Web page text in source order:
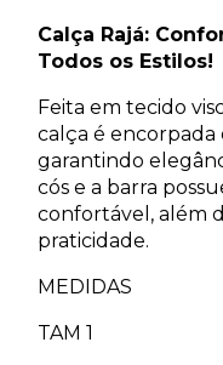
Calça Rajá:
Todos os Estilos!
Feita em tecido
calça é encorpada
garantindo
cós e a barra
confortável, além
praticidade.
MEDIDAS
TAM 1